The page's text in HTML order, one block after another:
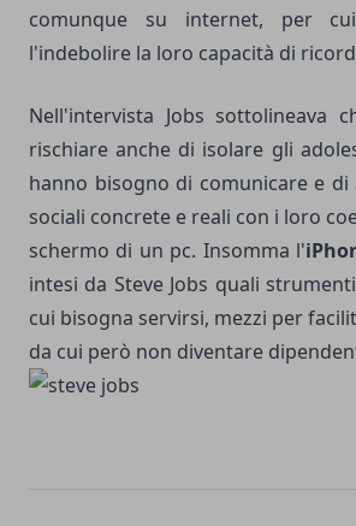
comunque su internet, per
l'indebolire la loro capacità di
Nell'intervista Jobs sottolineava
rischiare anche di isolare gli
hanno bisogno di comunicare e di
sociali concrete e reali con i loro
schermo di un pc. Insomma l'
intesi da Steve Jobs quali
cui bisogna servirsi, mezzi per
da cui però non diventare